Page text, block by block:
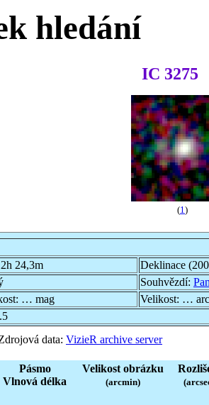
hledání
IC 3275
(1 )
24,3m
Deklinace
Souhvězdí:
… mag Velikost: …
data: VizieR archive server
Pásmo
Vlnová délka
Velikost obrázku
(arcmin)